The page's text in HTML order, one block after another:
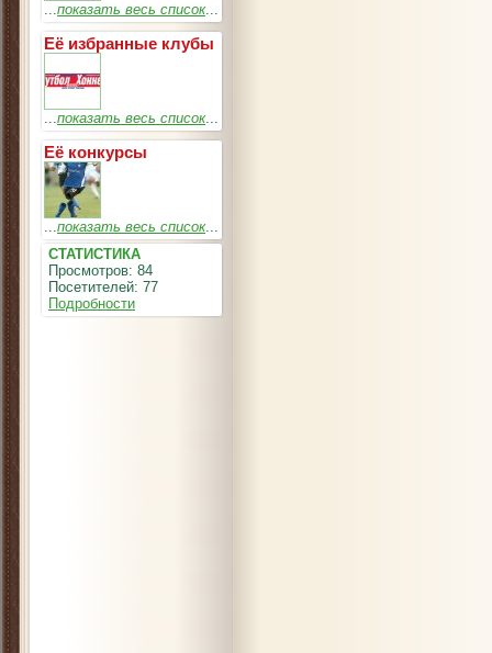
...показать весь список...
Её избранные клубы
...показать весь список...
Её конкурсы
...показать весь список...
СТАТИСТИКА
Просмотров: 84
Посетителей: 77
Подробности